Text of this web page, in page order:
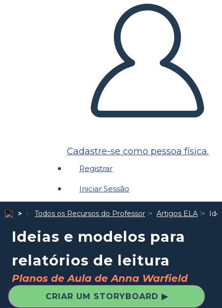
Cadastre-se como pessoa física.
Registrar
Iniciar Sessão
Todos os Recursos do Professor Artigos ELA
Ideias e modelos para
relatórios de leitura
Planos de Aula de Anna Warfield
CRIAR UM STORYBOARD ▶